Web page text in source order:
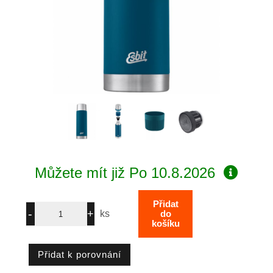
Můžete mít již Po 10.8.2026
ks